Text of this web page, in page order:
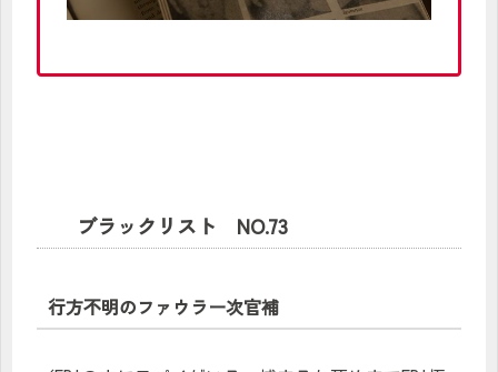
ブラックリスト NO.73
行方不明のファウラー次官補